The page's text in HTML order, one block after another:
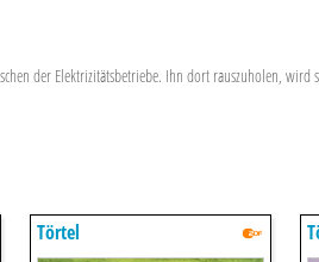
der Elektrizitätsbetriebe. Ihn dort rauszuholen, wird
Törtel